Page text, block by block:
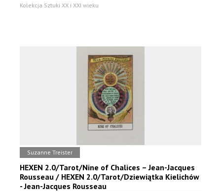
Kolekcja Sztuki XX i XXI wieku
Suzanne Treister
HEXEN 2.0/Tarot/Nine of Chalices – Jean-Jacques
Rousseau / HEXEN 2.0/Tarot/Dziewiątka Kielichów
- Jean-Jacques Rousseau